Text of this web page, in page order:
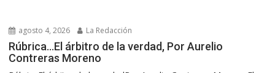
agosto 4, 2026 La Redacción
Rúbrica…El árbitro de la verdad, Por Aurelio
Contreras Moreno